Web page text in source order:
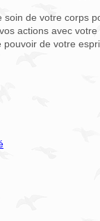
soin de votre corps
actions avec votre
pouvoir de votre